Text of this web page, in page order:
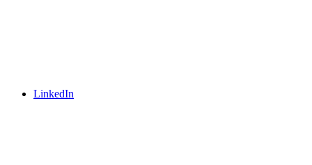
LinkedIn